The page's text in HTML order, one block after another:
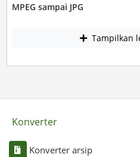
MPEG sampai JPG
Tampilkan
Konverter
Konverter arsip